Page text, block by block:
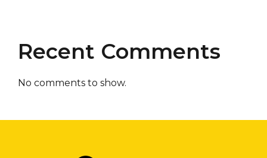
Recent Comments
No comments to show.